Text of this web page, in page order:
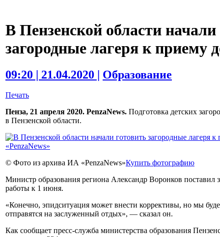
В Пензенской области начали
загородные лагеря к приему
09:20 | 21.04.2020 | Образование
Печать
Пенза, 21 апреля 2020. PenzaNews. Подготовка детских
в Пензенской области.
© Фото из архива ИА «PenzaNews»Купить фотографию
Министр образования региона Александр Воронков поставил
работы к 1 июня.
«Конечно, эпидситуация может внести коррективы, но мы
отправятся на заслуженный отдых», — сказал он.
Как сообщает пресс-служба министерства образования